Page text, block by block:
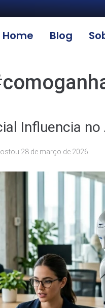
Home Blog
Influencia
28 de março de 2026